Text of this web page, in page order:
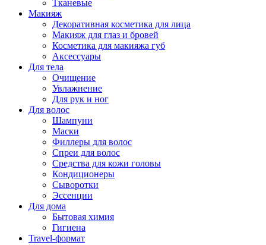
Тканевые
Макияж
Декоративная косметика для лица
Макияж для глаз и бровей
Косметика для макияжа губ
Аксессуары
Для тела
Очищение
Увлажнение
Для рук и ног
Для волос
Шампуни
Маски
Филлеры для волос
Спреи для волос
Средства для кожи головы
Кондиционеры
Сыворотки
Эссенции
Для дома
Бытовая химия
Гигиена
Travel-формат